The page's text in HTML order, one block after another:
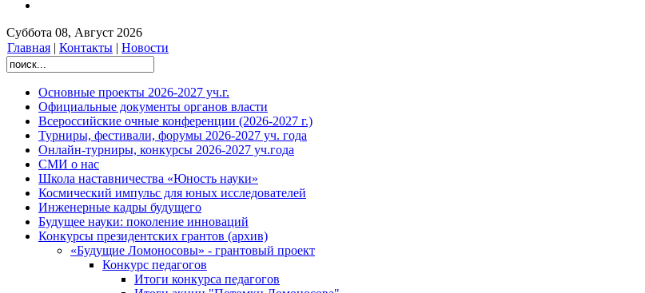
Суббота 08, Август 2026
Главная | Контакты | Новости
Основные проекты 2026-2027 уч.г.
Официальные документы органов власти
Всероссийские очные конференции (2026-2027 г.)
Турниры, фестивали, форумы 2026-2027 уч. года
Онлайн-турниры, конкурсы 2026-2027 уч.года
СМИ о нас
Школа наставничества «Юность науки»
Космический импульс для юных исследователей
Инженерные кадры будущего
Будущее науки: поколение инноваций
Конкурсы президентских грантов (архив)
«Будущие Ломоносовы» - грантовый проект
Конкурс педагогов
Итоги конкурса педагогов